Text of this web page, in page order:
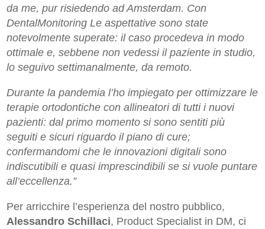
da me, pur risiedendo ad Amsterdam. Con
DentalMonitoring Le aspettative sono state
notevolmente superate: il caso procedeva in modo
ottimale e, sebbene non vedessi il paziente in studio,
lo seguivo settimanalmente, da remoto.
Durante la pandemia l’ho impiegato per ottimizzare le
terapie ortodontiche con allineatori di tutti i nuovi
pazienti: dal primo momento si sono sentiti più
seguiti e sicuri riguardo il piano di cure;
confermandomi che le innovazioni digitali sono
indiscutibili e quasi imprescindibili se si vuole puntare
all’eccellenza.”
Per arricchire l’esperienza del nostro pubblico,
Alessandro Schillaci, Product Specialist in DM, ci